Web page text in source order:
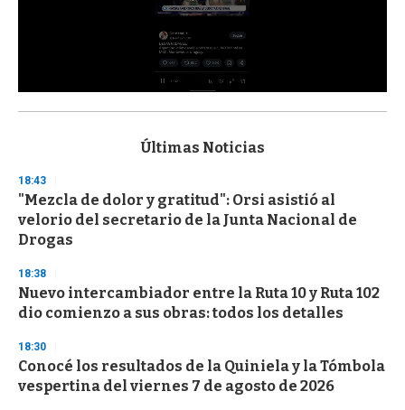
s
d
s
o
f
3
s
e
c
o
d
s
Últimas Noticias
18:43
"Mezcla de dolor y gratitud": Orsi asistió al
velorio del secretario de la Junta Nacional de
Drogas
18:38
Nuevo intercambiador entre la Ruta 10 y Ruta 102
dio comienzo a sus obras: todos los detalles
18:30
Conocé los resultados de la Quiniela y la Tómbola
vespertina del viernes 7 de agosto de 2026